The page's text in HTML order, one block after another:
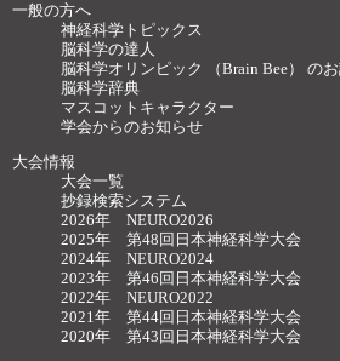
一般の方へ
神経科学トピックス
脳科学の達人
脳科学オリンピック （Brain Bee） の
脳科学辞典
マスコットキャラクター
学会からのお知らせ
大会情報
大会一覧
抄録検索システム
2026年 NEURO2026
2025年 第48回日本神経科学大会
2024年 NEURO2024
2023年 第46回日本神経科学大会
2022年 NEURO2022
2021年 第44回日本神経科学大会
2020年 第43回日本神経科学大会